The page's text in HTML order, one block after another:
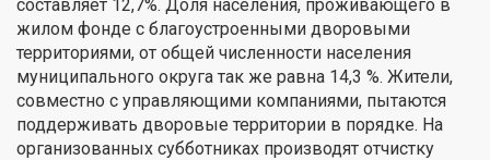
составляет 12,7%. Доля населения, проживающего в
жилом фонде с благоустроенными дворовыми
территориями, от общей численности населения
муниципального округа так же равна 14,3 %. Жители,
совместно с управляющими компаниями, пытаются
поддерживать дворовые территории в порядке. На
организованных субботниках производят отчистку